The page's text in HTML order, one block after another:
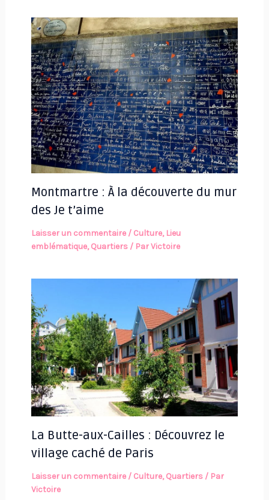
Montmartre : À la découverte du mur
des Je t’aime
Laisser un commentaire / Culture, Lieu
emblématique,Quartiers/ ParVictoire
La Butte-aux-Cailles : Découvrez le
village caché de Paris
Laisser un commentaire / Culture,Quartiers/ Par
Victoire